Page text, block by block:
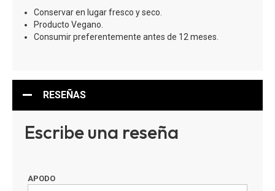
Conservar en lugar fresco y seco.
Producto Vegano.
Consumir preferentemente antes de 12 meses.
RESEÑAS
Escribe una reseña
APODO